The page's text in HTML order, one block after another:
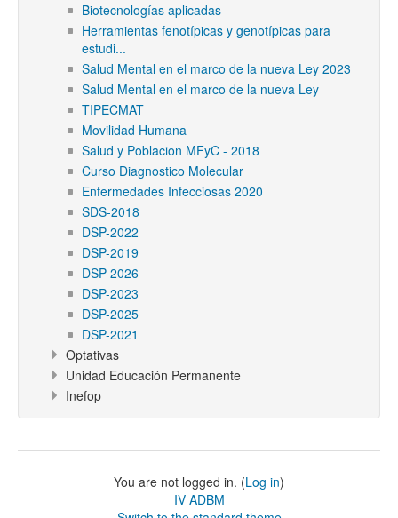
Biotecnologías aplicadas
Herramientas fenotípicas y genotípicas para
estudi...
Salud Mental en el marco de la nueva Ley 2023
Salud Mental en el marco de la nueva Ley
TIPECMAT
Movilidad Humana
Salud y Poblacion MFyC - 2018
Curso Diagnostico Molecular
Enfermedades Infecciosas 2020
SDS-2018
DSP-2022
DSP-2019
DSP-2026
DSP-2023
DSP-2025
DSP-2021
Optativas
Unidad Educación Permanente
Inefop
You are not logged in. (Log in)
IV ADBM